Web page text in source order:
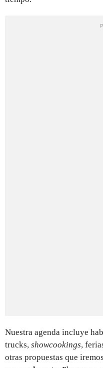
Nuestra agenda incluye
trucks, showcookings,
otras propuestas que iremos